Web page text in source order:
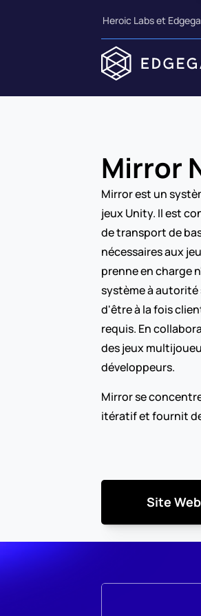
Heroic Labs et
Mirror
Mirror est un
jeux Unity. Il est
de transport de
nécessaires aux
prenne en charge
système à
d'être à la fois
requis. En
des jeux
développeurs.
Mirror se
itératif et fournit
Site Web